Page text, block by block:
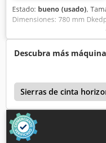
Estado: bueno (usado),
Dimensiones: 780 mm
Descubra más
Sierras de cinta